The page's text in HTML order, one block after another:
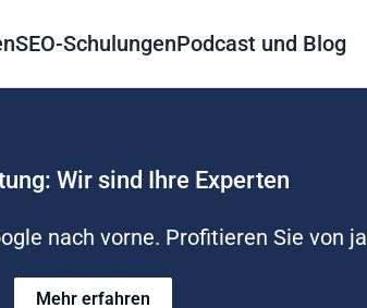
SEO-SchulungenPodcast und Blog
Wir sind Ihre Experten
nach vorne. Profitieren Sie von
Mehr erfahren